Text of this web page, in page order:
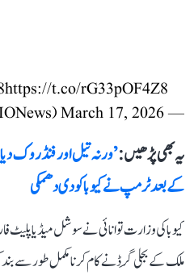
https://t.co/rG33pOF4Z8
— WION (@WIONews)
March 17, 2026
یہ بھی پڑھیں :’ورنہ تیل اور فنڈ روک دیا
کے بعد ٹرمپ نے کیوبا کو دی دھمکی
کیوبا کی وزارت توانائی نے سوشل میڈیا پلیٹ
ملک کے بجلی گِرڈ نے کام کرنا مکمل طور سے